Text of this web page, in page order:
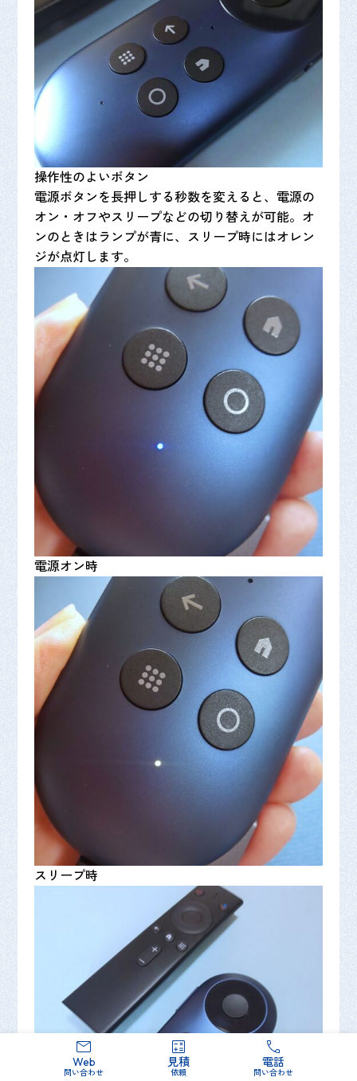
Web
問い合わせ
見積
依頼
電話
問い合わせ
操作性のよいボタン
電源ボタンを長押しする秒数を変えると、電源の
オン・オフやスリープなどの切り替えが可能。オ
ンのときはランプが青に、スリープ時にはオレン
ジが点灯します。
電源オン時
スリープ時